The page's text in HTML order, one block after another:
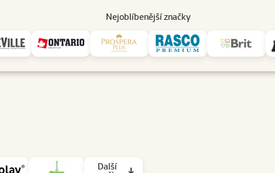
Nejoblíbenější značky
Prodejny Služby
Další